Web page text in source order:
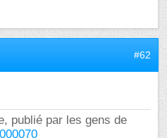
#62
publié par les gens de